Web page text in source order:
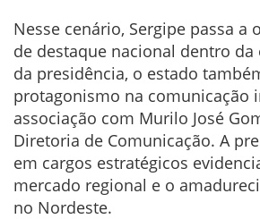
Nesse cenário, Sergipe passa a
de destaque nacional dentro da
da presidência, o estado
protagonismo na comunicação
associação com Murilo José
Diretoria de Comunicação. A
em cargos estratégicos
mercado regional e o
no Nordeste.